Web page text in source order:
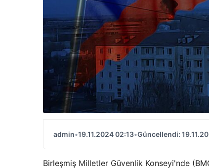
admin•19.11.2024 02:13•Güncellendi:
Birleşmiş Milletler Güvenlik Konseyi'nde